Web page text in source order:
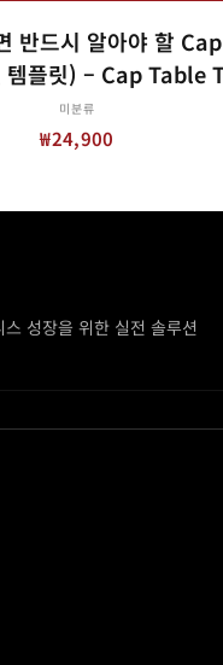
반드시 알아야 할
템플릿) – Cap Table
미분류
₩24,900
성장을 위한 실전 솔루션